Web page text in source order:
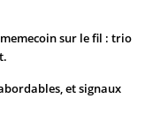
sur le fil : trio
et signaux